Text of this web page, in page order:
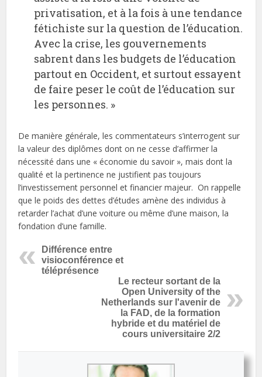
privatisation, et à la fois à une tendance
fétichiste sur la question de l’éducation.
Avec la crise, les gouvernements
sabrent dans les budgets de l’éducation
partout en Occident, et surtout essayent
de faire peser le coût de l’éducation sur
les personnes. »
De manière générale, les commentateurs s’interrogent sur
la valeur des diplômes dont on ne cesse d’affirmer la
nécessité dans une « économie du savoir », mais dont la
qualité et la pertinence ne justifient pas toujours
l’investissement personnel et financier majeur. On rappelle
que le poids des dettes d’études amène des individus à
retarder l’achat d’une voiture ou même d’une maison, la
fondation d’une famille.
Différence entre
visioconférence et
téléprésence
Le recteur sortant de la
Open University of the
Netherlands sur l'avenir de
la FAD, de la formation
hybride et du matériel de
cours universitaire 2/2